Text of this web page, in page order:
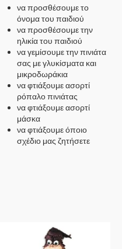
να προσθέσουμε το
όνομα του παιδιού
να προσθέσουμε την
ηλικία του παιδιού
να γεμίσουμε την πινιάτα
σας με γλυκίσματα και
μικροδωράκια
να φτιάξουμε ασορτί
ρόπαλο πινιάτας
να φτιάξουμε ασορτί
μάσκα
να φτιάξουμε όποιο
σχέδιο μας ζητήσετε